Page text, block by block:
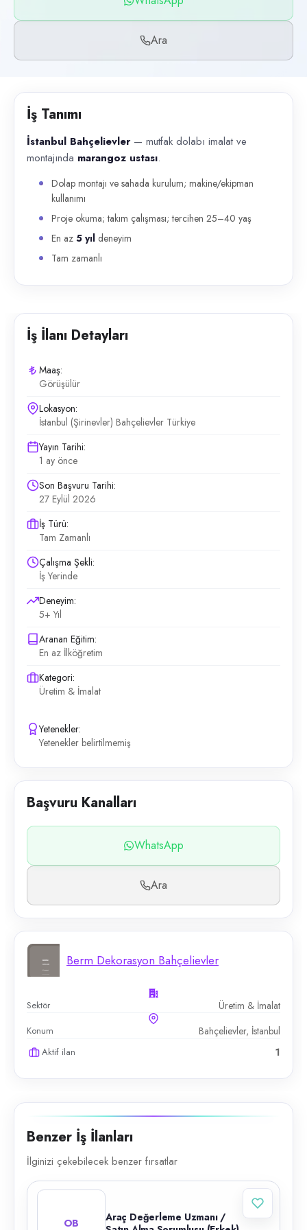
WhatsApp, Telefon
İlan açıklaması
Ara
İş Tanımı
İstanbul Bahçelievler— mutfak dolabı imalat ve
montajında marangoz ustası.
Dolap montajı ve sahada kurulum; makine/ekipman
kullanımı
Proje okuma; takım çalışması; tercihen 25–40 yaş
En az 5 yıl deneyim
Tam zamanlı
İş İlanı Detayları
Maaş:
Görüşülür
Lokasyon:
İstanbul (Şirinevler) Bahçelievler Türkiye
Yayın Tarihi:
1 ay önce
Son Başvuru Tarihi:
27 Eylül 2026
İş Türü:
Tam Zamanlı
Çalışma Şekli:
İş Yerinde
Deneyim:
5+ Yıl
Aranan Eğitim:
En az İlköğretim
Kategori:
Üretim & İmalat
Yetenekler:
Yetenekler belirtilmemiş
Başvuru Kanalları
WhatsApp
Ara
Berm Dekorasyon Bahçelievler
Sektör Üretim & İmalat
Konum Bahçelievler, İstanbul
Aktif ilan 1
Benzer İş İlanları
İlginizi çekebilecek benzer fırsatlar
OB
Araç Değerleme Uzmanı /